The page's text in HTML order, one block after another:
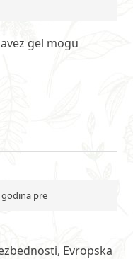
gel mogu
pre
Evropska